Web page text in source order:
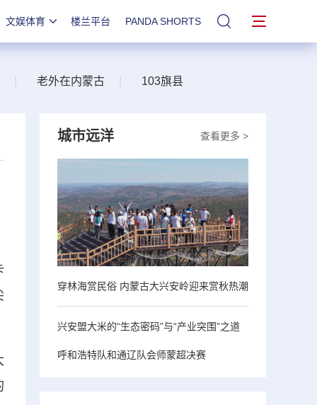
文娱体育 楼兰平台 PANDA SHORTS 站内搜索
老外在内蒙古 103旗县
查看更多 >
城市远洋
穿林海赏民俗 内蒙古大兴安岭迎来赏秋热潮
兴安盟大米的“生态密码”与“产业突围”之道
呼和浩特队和通辽队会师蒙超决赛